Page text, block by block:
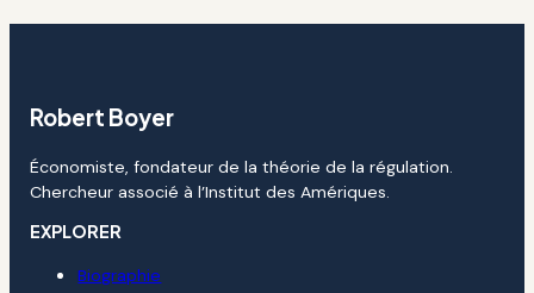
Robert Boyer
Économiste, fondateur de la théorie de la régulation.
Chercheur associé à l’Institut des Amériques.
EXPLORER
Biographie